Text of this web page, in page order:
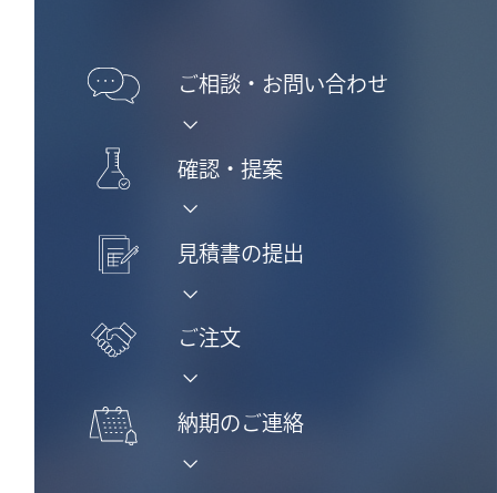
ご相談・ お問い合わせ
確認・提案
見積書の提出
ご注文
納期のご連絡